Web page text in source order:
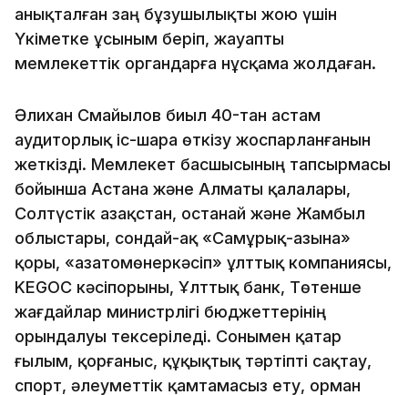
анықталған заң бұзушылықты жою үшін
Үкіметке ұсыным беріп, жауапты
мемлекеттік органдарға нұсқама жолдаған.
Әлихан Смайылов биыл 40-тан астам
аудиторлық іс-шара өткізу жоспарланғанын
жеткізді. Мемлекет басшысының тапсырмасы
бойынша Астана және Алматы қалалары,
Солтүстік Қазақстан, Қостанай және Жамбыл
облыстары, сондай-ақ «Самұрық-Қазына»
қоры, «Қазатомөнеркәсіп» ұлттық компаниясы,
KEGOC кәсіпорыны, Ұлттық банк, Төтенше
жағдайлар министрлігі бюджеттерінің
орындалуы тексеріледі. Сонымен қатар
ғылым, қорғаныс, құқықтық тәртіпті сақтау,
спорт, әлеуметтік қамтамасыз ету, орман